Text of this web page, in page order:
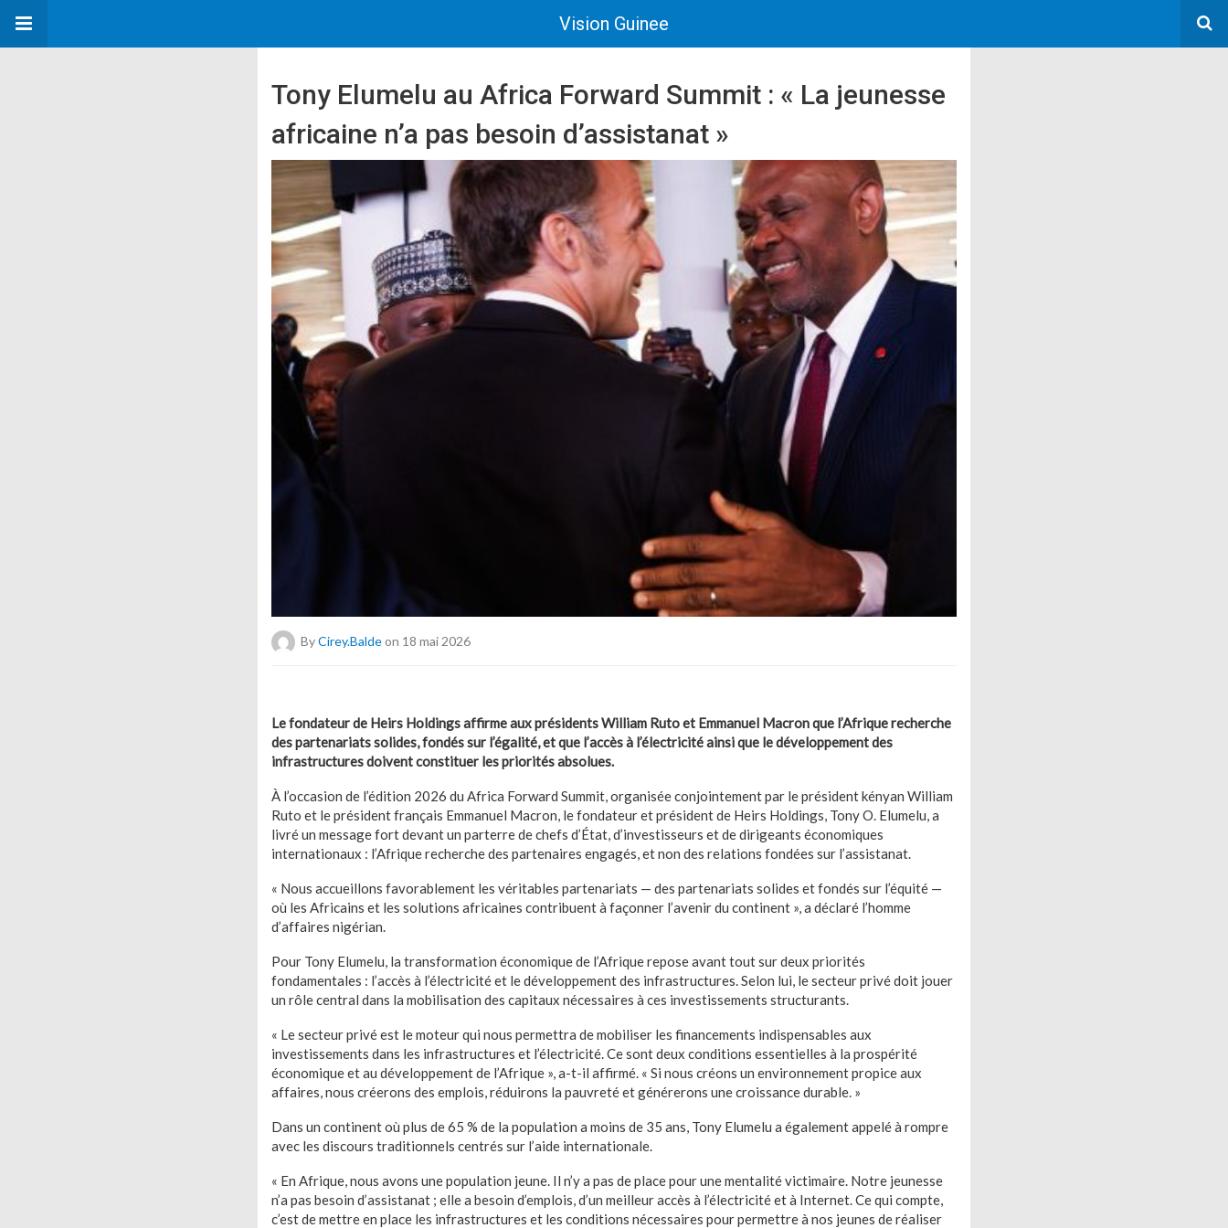
Vision Guinee
Tony Elumelu au Africa Forward Summit : « La jeunesse
africaine n’a pas besoin d’assistanat »
ByCirey.baldeon 18 mai 2026
Le fondateur de Heirs Holdings affirme aux présidents William Ruto et Emmanuel Macron que l’Afrique recherche
des partenariats solides, fondés sur l’égalité, et que l’accès à l’électricité ainsi que le développement des
infrastructures doivent constituer les priorités absolues.
À l’occasion de l’édition 2026 du Africa Forward Summit, organisée conjointement par le président kényan William
Ruto et le président français Emmanuel Macron, le fondateur et président de Heirs Holdings, Tony O. Elumelu, a
livré un message fort devant un parterre de chefs d’État, d’investisseurs et de dirigeants économiques
internationaux : l’Afrique recherche des partenaires engagés, et non des relations fondées sur l’assistanat.
« Nous accueillons favorablement les véritables partenariats — des partenariats solides et fondés sur l’équité —
où les Africains et les solutions africaines contribuent à façonner l’avenir du continent », a déclaré l’homme
d’affaires nigérian.
Pour Tony Elumelu, la transformation économique de l’Afrique repose avant tout sur deux priorités
fondamentales : l’accès à l’électricité et le développement des infrastructures. Selon lui, le secteur privé doit jouer
un rôle central dans la mobilisation des capitaux nécessaires à ces investissements structurants.
« Le secteur privé est le moteur qui nous permettra de mobiliser les financements indispensables aux
investissements dans les infrastructures et l’électricité. Ce sont deux conditions essentielles à la prospérité
économique et au développement de l’Afrique », a-t-il affirmé. « Si nous créons un environnement propice aux
affaires, nous créerons des emplois, réduirons la pauvreté et générerons une croissance durable. »
Dans un continent où plus de 65 % de la population a moins de 35 ans, Tony Elumelu a également appelé à rompre
avec les discours traditionnels centrés sur l’aide internationale.
« En Afrique, nous avons une population jeune. Il n’y a pas de place pour une mentalité victimaire. Notre jeunesse
n’a pas besoin d’assistanat ; elle a besoin d’emplois, d’un meilleur accès à l’électricité et à Internet. Ce qui compte,
c’est de mettre en place les infrastructures et les conditions nécessaires pour permettre à nos jeunes de réaliser